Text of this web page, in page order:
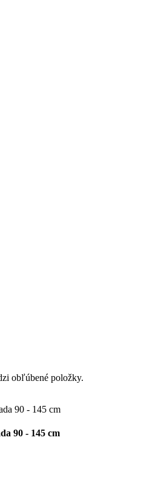
obľúbené položky.
90 - 145 cm